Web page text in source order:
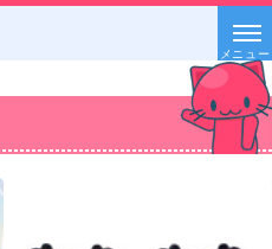
メニュー